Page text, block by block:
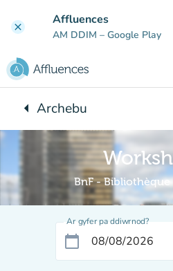
clear Affluences
AM DDIM – Google Play
arrow_leftYn ôl i:
Archebu
BnF -
Ar gyfer pa ddiwrnod?
calendar_today